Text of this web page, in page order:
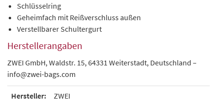
Schlüsselring
Geheimfach mit Reißverschluss außen
Verstellbarer Schultergurt
Herstellerangaben
ZWEI GmbH, Waldstr. 15, 64331 Weiterstadt, Deutschland –
info@zwei-bags.com
Hersteller: ZWEI